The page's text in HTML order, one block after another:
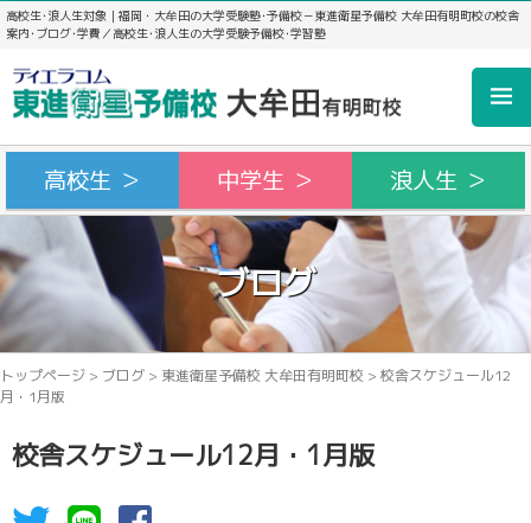
高校生･浪人生対象｜福岡・大牟田の大学受験塾･予備校－東進衛星予備校 大牟田有明町校の校舎
案内･ブログ･学費／高校生･浪人生の大学受験予備校･学習塾
高校生 ＞ 中学生 ＞ 浪人生 ＞
ブログ
トップページ > ブログ > 東進衛星予備校 大牟田有明町校 > 校舎スケジュール12
月・1月版
校舎スケジュール12月・1月版